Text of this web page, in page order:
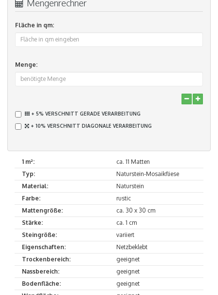
Mengenrechner
Fläche in qm:
Menge:
+ 5% VERSCHNITT GERADE VERARBEITUNG
+ 10% VERSCHNITT DIAGONALE VERARBEITUNG
1 m²:
ca. 11 Matten
Typ:
Naturstein-Mosaikfliese
Material:
Naturstein
Farbe:
rustic
Mattengröße:
ca. 30 x 30 cm
Stärke:
ca. 1 cm
Steingröße:
variiert
Eigenschaften:
Netzbeklebt
Trockenbereich:
geeignet
Nassbereich:
geeignet
Bodenfläche:
geeignet